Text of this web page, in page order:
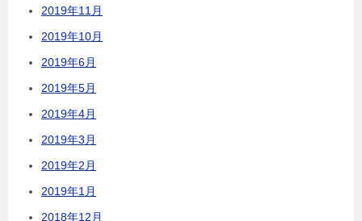
2019年11月
2019年10月
2019年6月
2019年5月
2019年4月
2019年3月
2019年2月
2019年1月
2018年12月